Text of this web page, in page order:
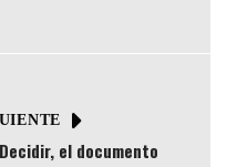
el documento